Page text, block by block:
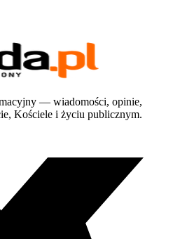
— wiadomości, opinie,
Kościele i życiu publicznym.